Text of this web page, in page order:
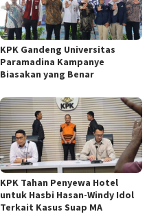
KPK Gandeng Universitas
Paramadina Kampanye
Biasakan yang Benar
KPK Tahan Penyewa Hotel
untuk Hasbi Hasan-Windy Idol
Terkait Kasus Suap MA